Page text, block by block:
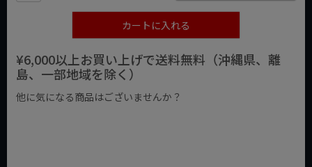
カートに入れる
¥6,000以上お買い上げで送料無料（沖縄県、離
島、一部地域を除く）
他に気になる商品はございませんか？